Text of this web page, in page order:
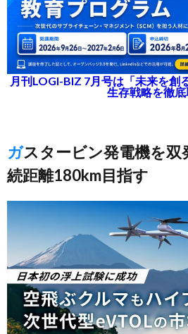
月刊LOGI-BIZ 7月号は「未来を創
生存戦略を徹
ガスタービン発電機を双発で搭載、最大航
続距離180km目指す